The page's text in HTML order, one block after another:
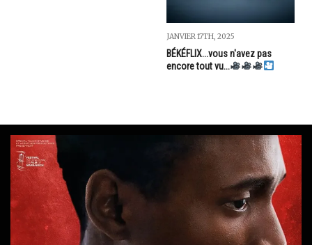
JANVIER 17TH, 2025
BÉKÉFLIX...vous n'avez pas
encore tout vu...